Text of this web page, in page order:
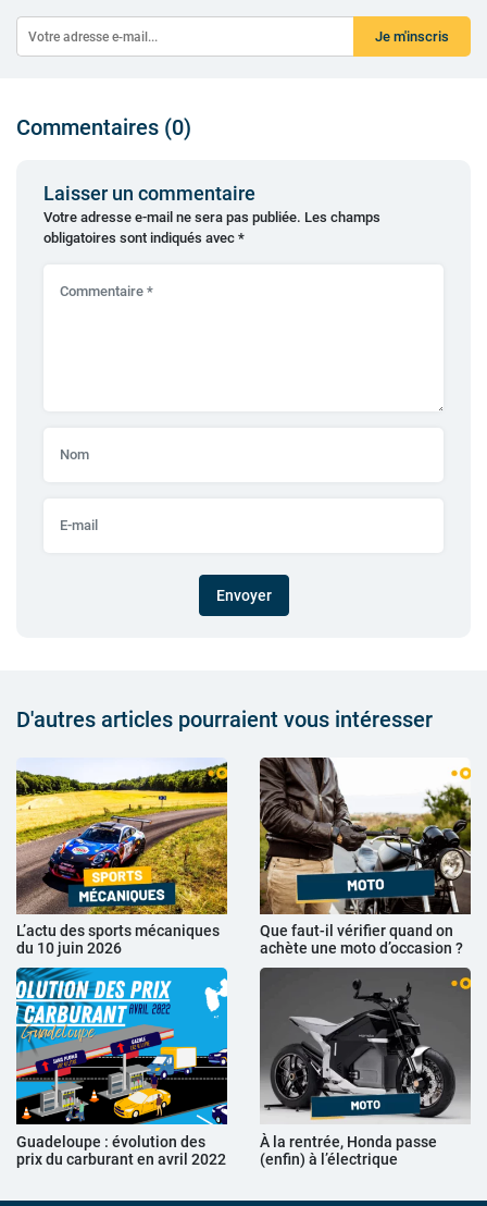
Je m'inscris
Commentaires (0)
Laisser un commentaire
Votre adresse e-mail ne sera pas publiée. Les champs
obligatoires sont indiqués avec *
Envoyer
D'autres articles pourraient vous intéresser
L’actu des sports mécaniques
du 10 juin 2026
Que faut-il vérifier quand on
achète une moto d’occasion ?
Guadeloupe : évolution des
prix du carburant en avril 2022
À la rentrée, Honda passe
(enfin) à l’électrique